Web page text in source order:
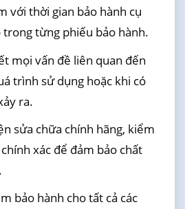
với thời gian bảo hành cụ
từng phiếu bảo hành.
mọi vấn đề liên quan đến
trình sử dụng hoặc khi có
ra.
sửa chữa chính hãng, kiểm
xác để đảm bảo chất
bảo hành cho tất cả các